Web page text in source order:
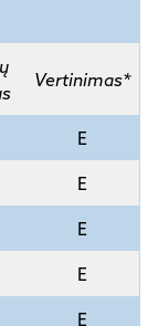
Vertinimas*
E
E
E
E
E